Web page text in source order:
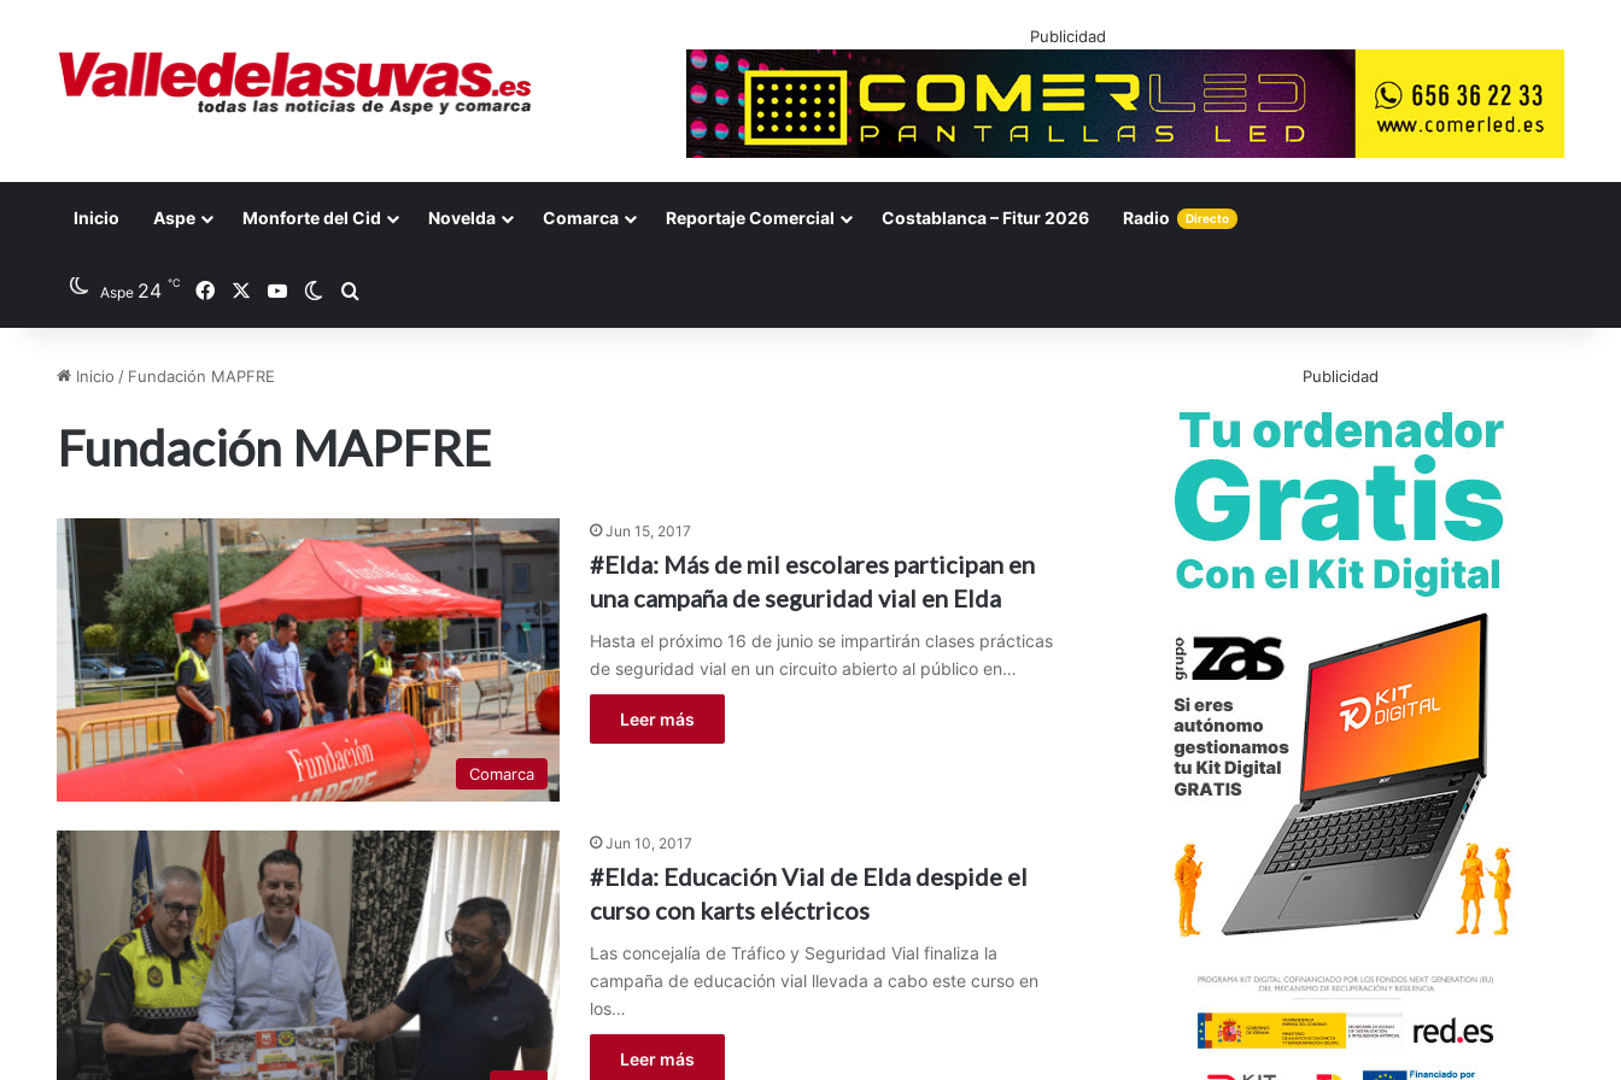
Publicidad
Inicio Aspe Monforte del Cid Novelda Comarca Reportaje Comercial Costablanca – Fitur 2026 Radio Directo
Aspe 24 ℃ FacebookYouTubeSwitch skin
Inicio / Fundación MAPFRE
Fundación MAPFRE
Comarca
Jun 15, 2017
#Elda: Más de mil escolares participan en
una campaña de seguridad vial en Elda
Hasta el próximo 16 de junio se impartirán clases prácticas
de seguridad vial en un circuito abierto al público en…
Leer más
Jun 10, 2017
#Elda: Educación Vial de Elda despide el
curso con karts eléctricos
Las concejalía de Tráfico y Seguridad Vial finaliza la
campaña de educación vial llevada a cabo este curso en
los…
Leer más
Publicidad